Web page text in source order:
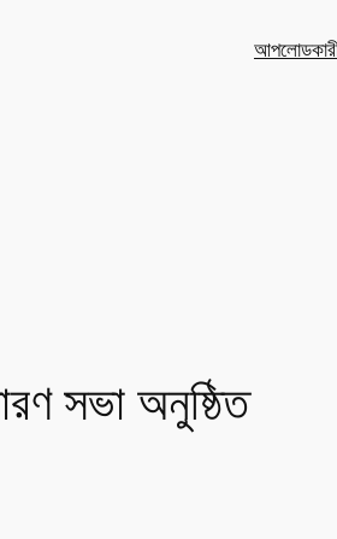
সভা অনুষ্ঠিত